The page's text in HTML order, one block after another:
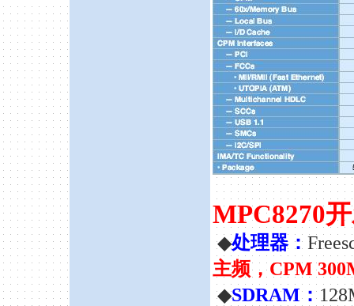
MPC8270
◆处理器：
主频，CPM
◆SDRAM：